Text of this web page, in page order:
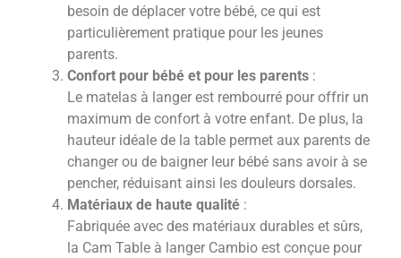
besoin de déplacer votre bébé, ce qui est
particulièrement pratique pour les jeunes
parents.
Confort pour bébé et pour les parents :
Le matelas à langer est rembourré pour offrir un
maximum de confort à votre enfant. De plus, la
hauteur idéale de la table permet aux parents de
changer ou de baigner leur bébé sans avoir à se
pencher, réduisant ainsi les douleurs dorsales.
Matériaux de haute qualité :
Fabriquée avec des matériaux durables et sûrs,
la Cam Table à langer Cambio est conçue pour